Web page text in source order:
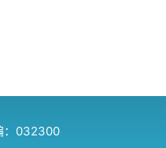
：032300